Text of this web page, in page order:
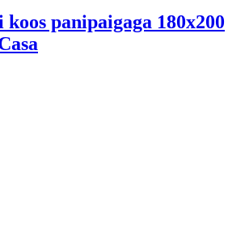
panipaigaga 180x200